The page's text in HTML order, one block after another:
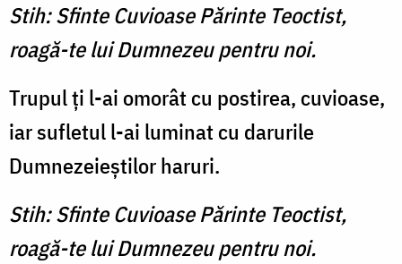
Stih: Sfinte Cuvioase Părinte Teoctist,
roagă-te lui Dumnezeu pentru noi.
Trupul ţi l-ai omorât cu postirea, cuvioase,
iar sufletul l-ai luminat cu darurile
Dumnezeieştilor haruri.
Stih: Sfinte Cuvioase Părinte Teoctist,
roagă-te lui Dumnezeu pentru noi.